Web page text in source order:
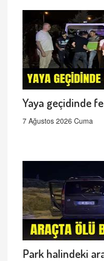
Yaya geçidinde
7 Ağustos 2026 Cuma
Park halindeki